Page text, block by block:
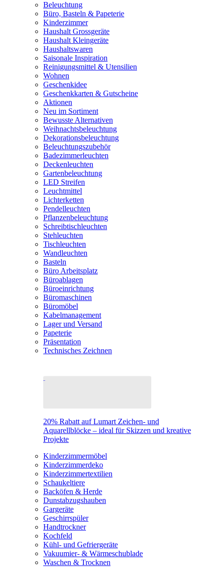
Beleuchtung
Büro, Basteln & Papeterie
Kinderzimmer
Haushalt Grossgeräte
Haushalt Kleingeräte
Haushaltswaren
Saisonale Inspiration
Reinigungsmittel & Utensilien
Wohnen
Geschenkidee
Geschenkkarten & Gutscheine
Aktionen
Neu im Sortiment
Bewusste Alternativen
Weihnachtsbeleuchtung
Dekorationsbeleuchtung
Beleuchtungszubehör
Badezimmerleuchten
Deckenleuchten
Gartenbeleuchtung
LED Streifen
Leuchtmittel
Lichterketten
Pendelleuchten
Pflanzenbeleuchtung
Schreibtischleuchten
Stehleuchten
Tischleuchten
Wandleuchten
Basteln
Büro Arbeitsplatz
Büroablagen
Büroeinrichtung
Büromaschinen
Büromöbel
Kabelmanagement
Lager und Versand
Papeterie
Präsentation
Technisches Zeichnen
20% Rabatt auf Lumart Zeichen- und
Aquarellblöcke – ideal für Skizzen und kreative
Projekte
Kinderzimmermöbel
Kinderzimmerdeko
Kinderzimmertextilien
Schaukeltiere
Backöfen & Herde
Dunstabzugshauben
Gargeräte
Geschirrspüler
Handtrockner
Kochfeld
Kühl- und Gefriergeräte
Vakuumier- & Wärmeschublade
Waschen & Trocknen